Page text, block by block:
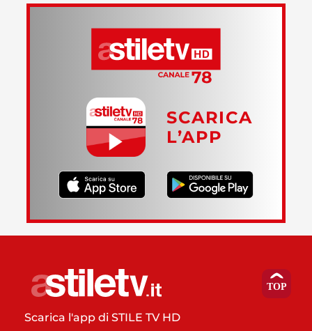
SCARICA
L’APP
Scarica l'app di STILE TV HD